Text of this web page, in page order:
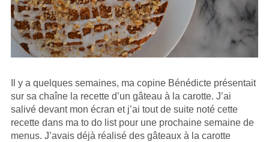
Il y a quelques semaines, ma copine Bénédicte présentait
sur sa chaîne la recette d’un gâteau à la carotte. J’ai
salivé devant mon écran et j’ai tout de suite noté cette
recette dans ma to do list pour une prochaine semaine de
menus. J’avais déjà réalisé des gâteaux à la carotte